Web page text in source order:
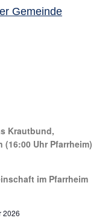
Gemeinde
Krautbund,
Uhr Pfarrheim)
im Pfarrheim
2026